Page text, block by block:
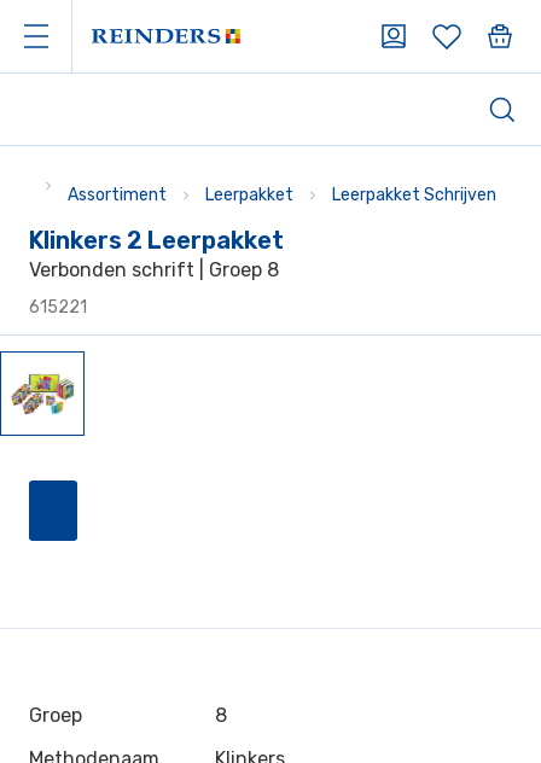
Assortiment Leerpakket Leerpakket Schrijven
Klinkers 2 Leerpakket
Verbonden schrift | Groep 8
615221
Groep
8